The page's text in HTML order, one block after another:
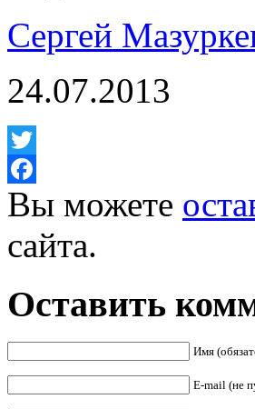
Сергей
24.07.2013
Twitter
Facebook
Вы можете
сайта.
Оставить
Имя
E-mail (не